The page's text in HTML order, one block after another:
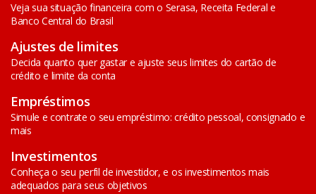
Veja sua situação financeira com o Serasa, Receita Federal e
Banco Central do Brasil
Ajustes de limites
Decida quanto quer gastar e ajuste seus limites do cartão de
crédito e limite da conta
Empréstimos
Simule e contrate o seu empréstimo: crédito pessoal, consignado e
mais
Investimentos
Conheça o seu perfil de investidor, e os investimentos mais
adequados para seus objetivos